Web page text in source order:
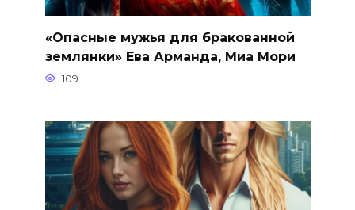
«Опасные мужья для бракованной
землянки» Ева Арманда, Миа Мори
109